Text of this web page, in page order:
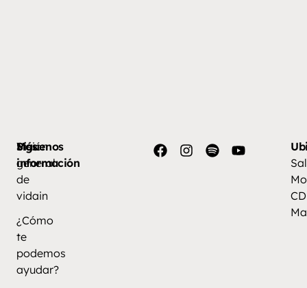
Más
información
Visión
general
de
vidain
¿Cómo
te
podemos
ayudar?
Síguenos